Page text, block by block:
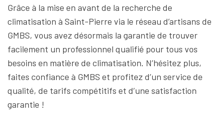
Grâce à la mise en avant de la recherche de
climatisation à Saint-Pierre via le réseau d’artisans de
GMBS, vous avez désormais la garantie de trouver
facilement un professionnel qualifié pour tous vos
besoins en matière de climatisation. N’hésitez plus,
faites confiance à GMBS et profitez d’un service de
qualité, de tarifs compétitifs et d’une satisfaction
garantie !